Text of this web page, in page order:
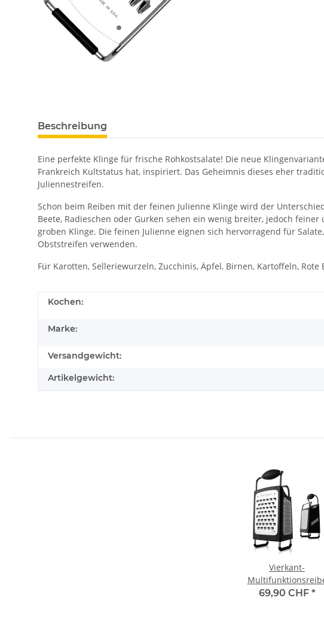
Beschreibung
Eine perfekte Klinge für frische Rohkostsalate! Die neue
Frankreich Kultstatus hat, inspiriert. Das Geheimnis dieses eher
Juliennestreifen.
Schon beim Reiben mit der feinen Julienne Klinge wird der
Beete, Radieschen oder Gurken sehen ein wenig breiter, jedoch
groben Klinge. Die feinen Julienne eignen sich hervorragend für
Obststreifen verwenden.
Für Karotten, Selleriewurzeln, Zucchinis, Äpfel, Birnen, Kartoffeln, Rote
Kochen:
Marke:
Versandgewicht:
Artikelgewicht:
Vierkant-
69,90 CHF *